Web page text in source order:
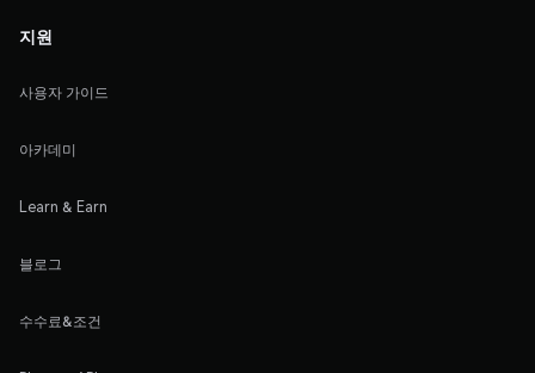
지원
사용자 가이드
아카데미
Learn & Earn
블로그
수수료&조건